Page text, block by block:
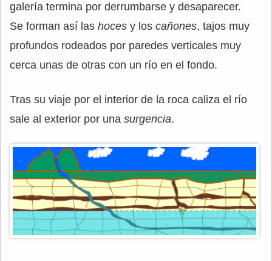
galería termina por derrumbarse y desaparecer.
Se forman así las hoces y los cañones, tajos muy
profundos rodeados por paredes verticales muy
cerca unas de otras con un río en el fondo.
Tras su viaje por el interior de la roca caliza el río
sale al exterior por una surgencia.